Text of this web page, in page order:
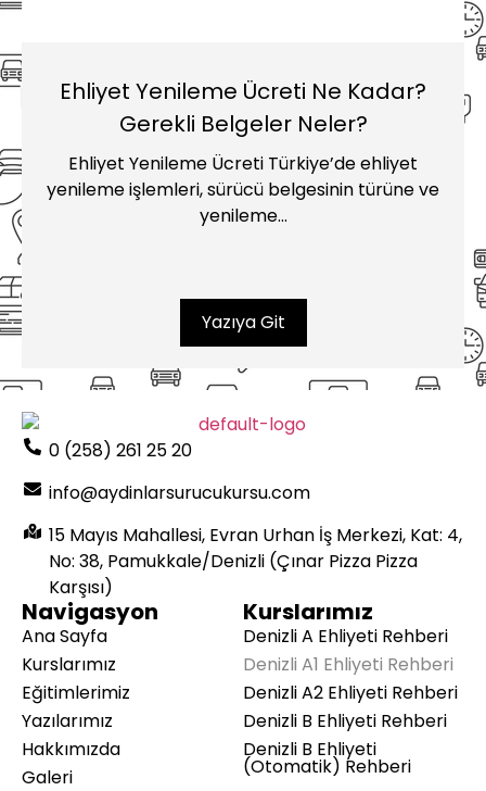
Ehliyet Yenileme Ücreti Ne Kadar?
Gerekli Belgeler Neler?
Ehliyet Yenileme Ücreti Türkiye’de ehliyet
yenileme işlemleri, sürücü belgesinin türüne ve
yenileme...
Yazıya Git
0 (258) 261 25 20
info@aydinlarsurucukursu.com
15 Mayıs Mahallesi, Evran Urhan İş Merkezi, Kat: 4,
No: 38, Pamukkale/Denizli (Çınar Pizza Pizza
Karşısı)
Navigasyon
Ana Sayfa
Kurslarımız
Eğitimlerimiz
Yazılarımız
Hakkımızda
Galeri
Kurslarımız
Denizli A Ehliyeti Rehberi
Denizli A1 Ehliyeti Rehberi
Denizli A2 Ehliyeti Rehberi
Denizli B Ehliyeti Rehberi
Denizli B Ehliyeti
(Otomatik) Rehberi